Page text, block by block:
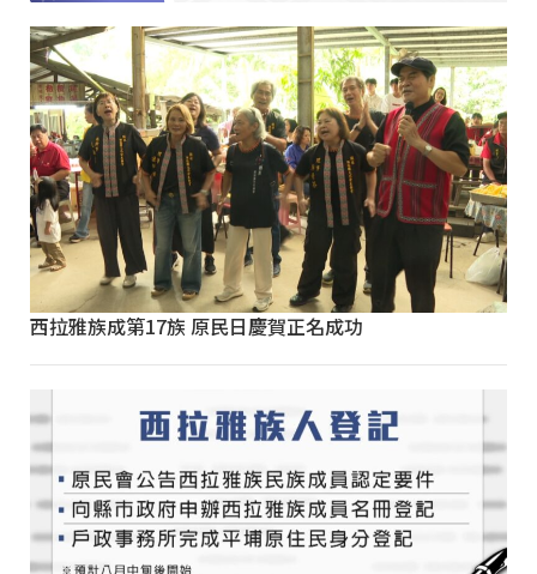
西拉雅族成第17族 原民日慶賀正名成功